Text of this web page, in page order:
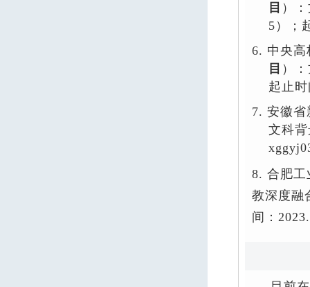
目 ）
5 ）；
6. 中央
目 ）
起止
7. 安徽省
文科
8. 合肥工
教深度融
间： 2